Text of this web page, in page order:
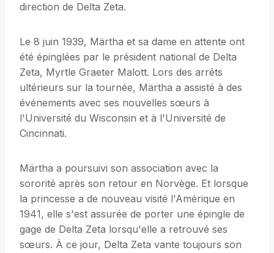
direction de Delta Zeta.
Le 8 juin 1939, Märtha et sa dame en attente ont
été épinglées par le président national de Delta
Zeta, Myrtle Graeter Malott. Lors des arrêts
ultérieurs sur la tournée, Märtha a assisté à des
événements avec ses nouvelles sœurs à
l'Université du Wisconsin et à l'Université de
Cincinnati.
Märtha a poursuivi son association avec la
sororité après son retour en Norvège. Et lorsque
la princesse a de nouveau visité l'Amérique en
1941, elle s'est assurée de porter une épingle de
gage de Delta Zeta lorsqu'elle a retrouvé ses
sœurs. À ce jour, Delta Zeta vante toujours son